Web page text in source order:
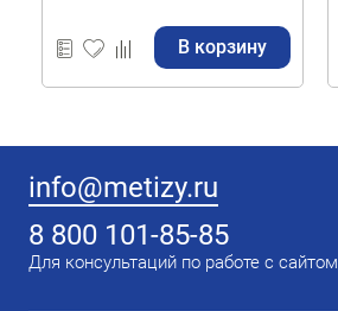
В корзину
info@metizy.ru
8 800 101-85-85
Для консультаций по работе с сайтом